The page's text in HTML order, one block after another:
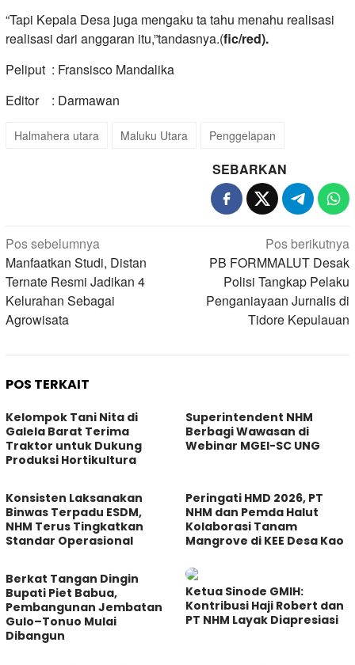
“Tapi Kepala Desa juga mengaku ta tahu menahu realisasi
realisasi dari anggaran itu,”tandasnya.(fic/red).
Peliput : Fransisco Mandalika
Editor : Darmawan
Halmahera utara Maluku Utara Penggelapan
SEBARKAN
Navigasi
pos
Pos sebelumnya
Manfaatkan Studi, Distan
Ternate Resmi Jadikan 4
Kelurahan Sebagai
Agrowisata
Pos berikutnya
PB FORMMALUT Desak
Polisi Tangkap Pelaku
Penganiayaan Jurnalis di
Tidore Kepulauan
POS TERKAIT
Kelompok Tani Nita di
Galela Barat Terima
Traktor untuk Dukung
Produksi Hortikultura
Superintendent NHM
Berbagi Wawasan di
Webinar MGEI-SC UNG
Konsisten Laksanakan
Binwas Terpadu ESDM,
NHM Terus Tingkatkan
Standar Operasional
Peringati HMD 2026, PT
NHM dan Pemda Halut
Kolaborasi Tanam
Mangrove di KEE Desa Kao
Berkat Tangan Dingin
Bupati Piet Babua,
Pembangunan Jembatan
Gulo–Tonuo Mulai
Dibangun
Ketua Sinode GMIH:
Kontribusi Haji Robert dan
PT NHM Layak Diapresiasi